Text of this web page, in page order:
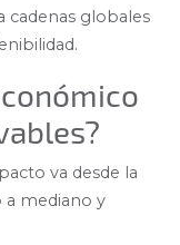
cadenas globales
va desde la
mediano y